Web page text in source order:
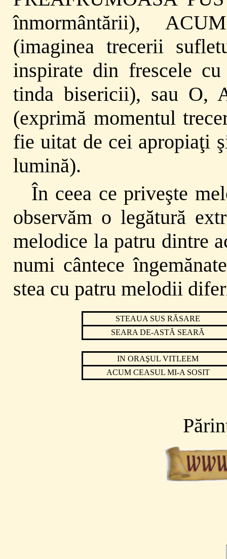
înmormântării),
(imaginea trecerii
inspirate din frescele
tinda bisericii), sau O,
(exprimă momentul
fie uitat de cei apropiaţi
lumină).
În ceea ce priveşte
observăm o legătură
melodice la patru dintre
numi cântece
stea cu patru melodii
STEAUA SUS RĂSARE
SEARA DE-ASTĂ SEARĂ
IN ORAŞUL VITLEEM
ACUM CEASUL MI-A SOSIT